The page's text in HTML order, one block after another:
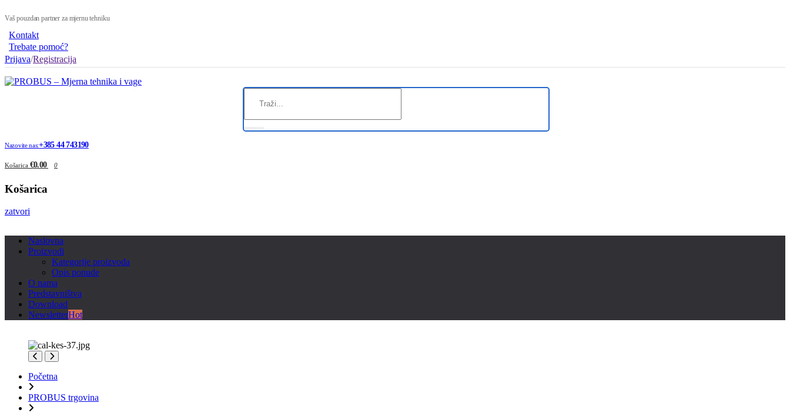
Vaš pouzdan partner za mjernu tehniku
Kontakt
Trebate pomoć?
Prijava/Registracija
Nazovite nas:+385 44 743190
Košarica €0.00 0
Košarica
zatvori
Naslovna
Proizvodi
Kategorije proizvoda
Opis ponude
O nama
Predstavništva
Download
NewsletterHot
Početna
PROBUS trgovina